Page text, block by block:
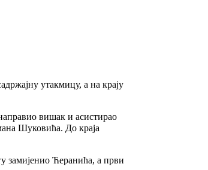
утакмицу, а на крају
вишак и асистирао
Шуковића. До краја
замијенио Ћеранића, а први